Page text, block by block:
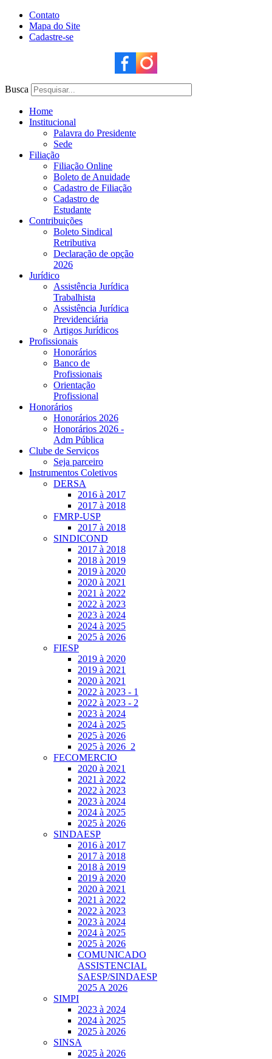
Contato
Mapa do Site
Cadastre-se
Busca
Home
Institucional
Palavra do Presidente
Sede
Filiação
Filiação Online
Boleto de Anuidade
Cadastro de Filiação
Cadastro de
Estudante
Contribuições
Boleto Sindical
Retributiva
Declaração de opção
2026
Jurídico
Assistência Jurídica
Trabalhista
Assistência Jurídica
Previdenciária
Artigos Jurídicos
Profissionais
Honorários
Banco de
Profissionais
Orientação
Profissional
Honorários
Honorários 2026
Honorários 2026 -
Adm Pública
Clube de Serviços
Seja parceiro
Instrumentos Coletivos
DERSA
2016 à 2017
2017 à 2018
FMRP-USP
2017 à 2018
SINDICOND
2017 à 2018
2018 à 2019
2019 à 2020
2020 à 2021
2021 à 2022
2022 à 2023
2023 à 2024
2024 à 2025
2025 à 2026
FIESP
2019 à 2020
2019 à 2021
2020 à 2021
2022 à 2023 - 1
2022 à 2023 - 2
2023 à 2024
2024 à 2025
2025 à 2026
2025 à 2026_2
FECOMERCIO
2020 à 2021
2021 à 2022
2022 à 2023
2023 à 2024
2024 à 2025
2025 à 2026
SINDAESP
2016 à 2017
2017 à 2018
2018 à 2019
2019 à 2020
2020 à 2021
2021 à 2022
2022 à 2023
2023 à 2024
2024 à 2025
2025 à 2026
COMUNICADO
ASSISTENCIAL
SAESP/SINDAESP
2025 A 2026
SIMPI
2023 à 2024
2024 à 2025
2025 à 2026
SINSA
2025 à 2026